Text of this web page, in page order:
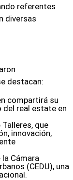
referentes
diversas
destacan:
compartirá su
del real estate en
que
innovación,
la Cámara
(CEDU), una